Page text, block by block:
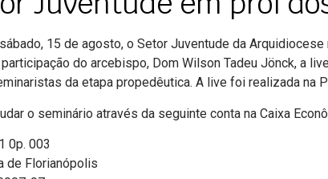
15 de agosto, o Setor Juventude da
do arcebispo, Dom Wilson Tadeu Jönck, a
da etapa propedêutica. A live foi realizada na
o seminário através da seguinte conta na Caixa
0p. 003
de Florianópolis